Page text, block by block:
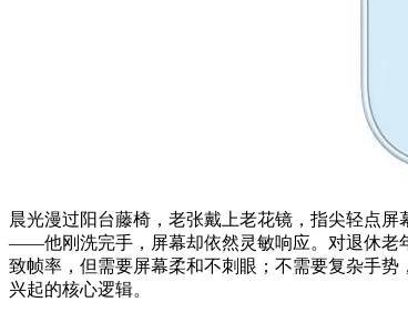
晨光漫过阳台藤椅，老张戴上老花镜，指尖轻点
——他刚洗完手，屏幕却依然灵敏响应。对退休老
致帧率，但需要屏幕柔和不刺眼；不需要复杂手
兴起的核心逻辑。